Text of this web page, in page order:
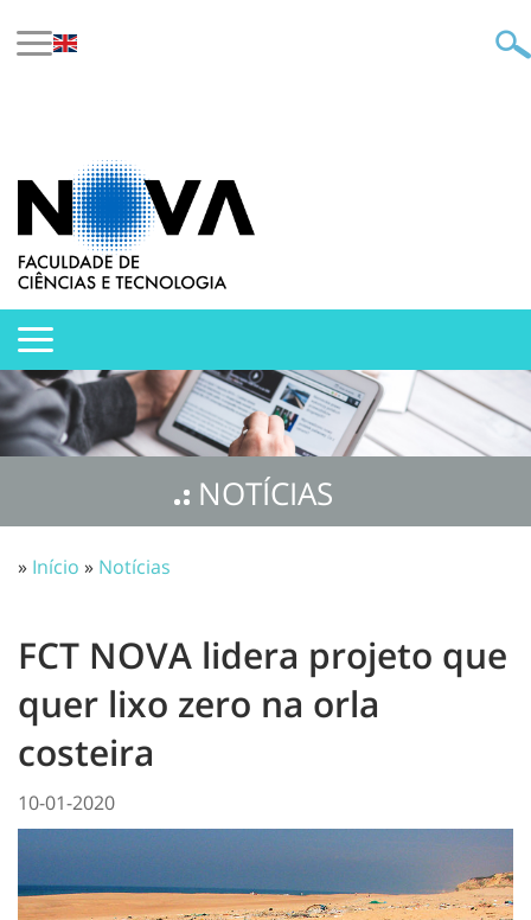
NOTÍCIAS
» Início » Notícias
FCT NOVA lidera projeto que
quer lixo zero na orla
costeira
10-01-2020